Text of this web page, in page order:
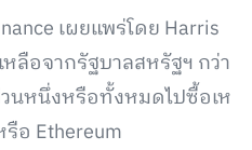
เผยแพร่โดย Harris
ลือจากรัฐบาลสหรัฐฯ กว่า
นหนึ่งหรือทั้งหมดไปซื้อเห
อ Ethereum